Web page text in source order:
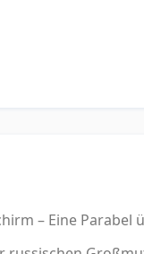
– Eine Parabel